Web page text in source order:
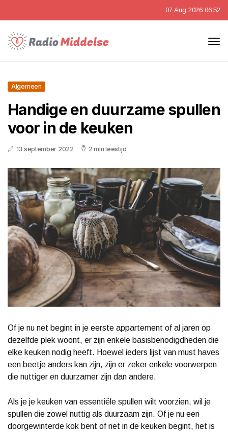
07 Aug 2026 06:52
Algemeen
Handige en duurzame spullen
voor in de keuken
13 september 2022 2 min leestijd
Of je nu net begint in je eerste appartement of al jaren op
dezelfde plek woont, er zijn enkele basisbenodigdheden die
elke keuken nodig heeft. Hoewel ieders lijst van must haves
een beetje anders kan zijn, zijn er zeker enkele voorwerpen
die nuttiger en duurzamer zijn dan andere.
Als je je keuken van essentiële spullen wilt voorzien, wil je
spullen die zowel nuttig als duurzaam zijn. Of je nu een
doorgewinterde kok bent of net in de keuken begint, het is